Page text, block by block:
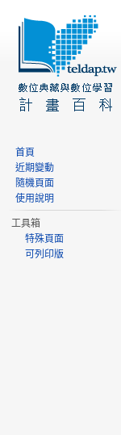
首頁
近期變動
隨機頁面
使用說明
工具箱
特殊頁面
可列印版